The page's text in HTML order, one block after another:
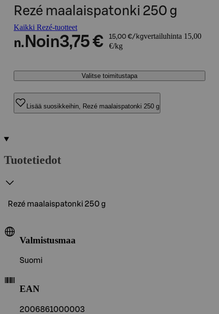
Rezé maalaispatonki 250 g
Kaikki Rezé-tuotteet
n. Noin3,75 € 15,00 €/kgvertailuhinta 15,00
€/kg
Valitse toimitustapa
Lisää suosikkeihin, Rezé maalaispatonki 250 g
Tuotetiedot
Rezé maalaispatonki 250 g
Valmistusmaa
Suomi
EAN
2006861000003